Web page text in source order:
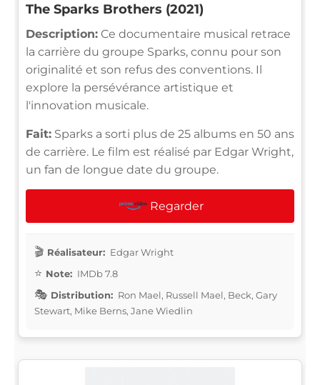
The Sparks Brothers (2021)
Description: Ce documentaire musical retrace
la carrière du groupe Sparks, connu pour son
originalité et son refus des conventions. Il
explore la persévérance artistique et
l'innovation musicale.
Fait: Sparks a sorti plus de 25 albums en 50 ans
de carrière. Le film est réalisé par Edgar Wright,
un fan de longue date du groupe.
Regarder
Réalisateur: Edgar Wright
Note: IMDb 7.8
Distribution: Ron Mael, Russell Mael, Beck, Gary
Stewart, Mike Berns, Jane Wiedlin